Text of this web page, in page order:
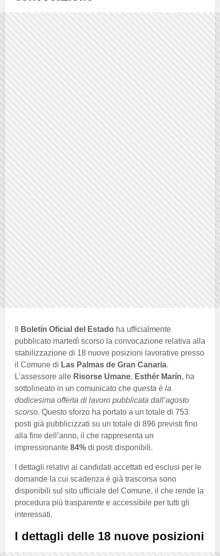
Boletín Oficial del Estado ha ufficialmente
pubblicato martedì scorso la convocazione relativa alla
stabilizzazione di 18 nuove posizioni lavorative presso
il Comune di Las Palmas de Gran Canaria.
L’assessore alle Risorse Umane, Esthér Marín, ha
sottolineato in un comunicato che questa è la
dodicesima offerta di lavoro pubblicata dall’agosto
scorso. Questo sforzo ha portato a un totale di 753
posti già pubblicizzati su un totale di 896 previsti fino
alla fine dell’anno, il che rappresenta un
impressionante 84% di posti disponibili.
I dettagli relativi ai candidati accettati ed esclusi per le
domande la cui scadenza è già trascorsa sono
disponibili sul sito ufficiale del Comune, il che rende la
procedura più trasparente e accessibile per tutti gli
interessati.
I dettagli delle 18 nuove posizioni